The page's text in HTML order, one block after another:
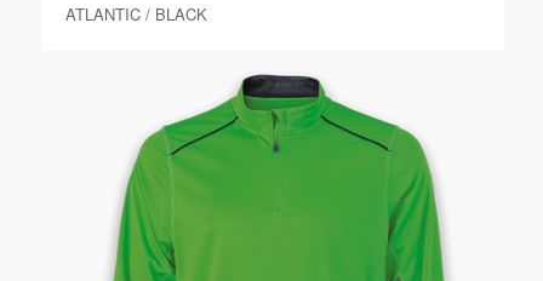
ATLANTIC / BLACK